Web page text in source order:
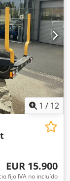
1 / 12
EUR 15.900
fijo IVA no incluído